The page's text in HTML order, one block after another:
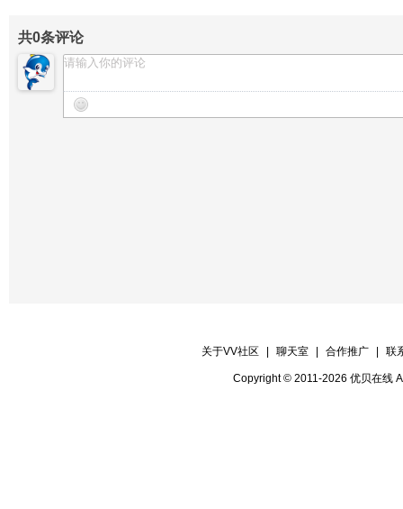
【晚会广播】白云
【晚会外联】梦若
【晚会迎宾】全体管理
共0条评论
关于VV社区 聊天室 合作推广 联
Copyright © 2011-2026 优贝在线